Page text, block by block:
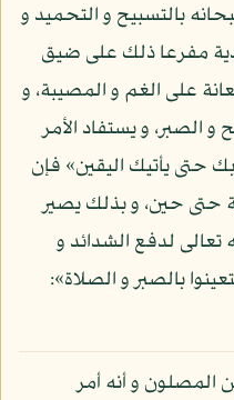
بالتسبيح و التحميد و
مفرعا ذلك على ضيق
على الغم و المصيبة، و
و الصبر، و يستفاد الأمر
حتى يأتيك اليقين» فإن
حتى حين، و بذلك يصير
لدفع الشدائد و
بالصبر و الصلاة»:
المصلون و أنه أمر